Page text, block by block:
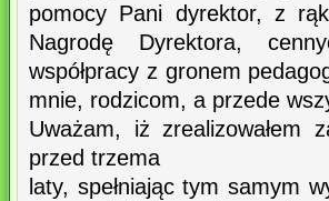
pomocy Pani dyrektor, z
Nagrodę Dyrektora,
współpracy z gronem
mnie, rodzicom, a przede
Uważam, iż zrealizowałem
przed trzema
laty, spełniając tym samym